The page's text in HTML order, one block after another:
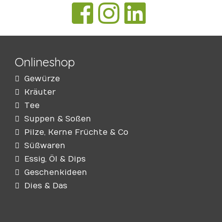
Onlineshop
Gewürze
Kräuter
Tee
Suppen & Soßen
Pilze, Kerne Früchte & Co
Süßwaren
Essig, Öl & Dips
Geschenkideen
Dies & Das